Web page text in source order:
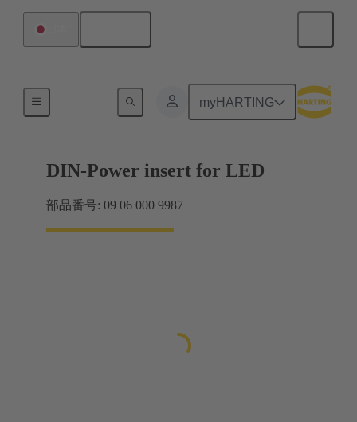
myHARTING
DIN-Power insert for LED
部品番号: 09 06 000 9987